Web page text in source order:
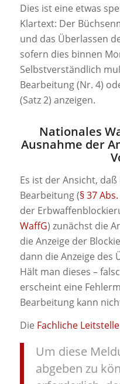
Dies ist eine etwas
Klartext: Der
und das Überlassen
sofern dies binnen
Selbstverständlich
Bearbeitung (Nr. 4)
(Satz 2) anzeigen.
Nationales
Ausnahme der
Es ist der Ansicht,
Bearbeitung (§ 37
der
WaffG) zunächst die
die Anzeige der
dann die Anzeige des
Hält man dieses –
erscheint eine
Bearbeitung kann
Die Fachliche Leitstelle
Um diese
abgeben zu